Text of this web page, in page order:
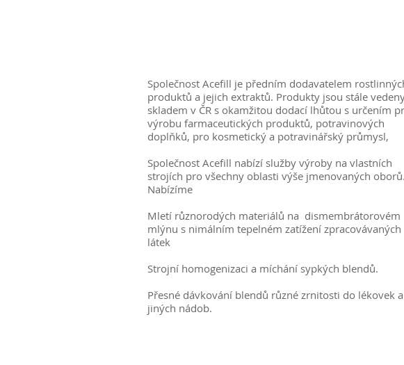
Společnost Acefill je předním dodavatelem
produktů a jejich extraktů. Produkty jsou stále
skladem v ČR s okamžitou dodací lhůtou s určením
výrobu farmaceutických produktů, potravinových
doplňků, pro kosmetický a potravinářský průmysl,
Společnost Acefill nabízí služby výroby na vlastních
strojích pro všechny oblasti výše jmenovaných oborů.
Nabízíme
Mletí různorodých materiálů na dismembrátorovém
mlýnu s nimálním tepelném zatížení zpracovávaných
látek
Strojní homogenizaci a míchání sypkých blendů.
Přesné dávkování blendů různé zrnitosti do lékovek a
jiných nádob.